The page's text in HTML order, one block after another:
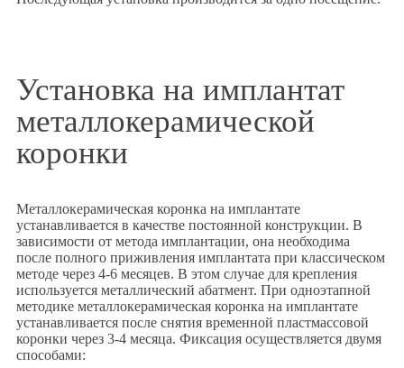
Установка на имплантат
металлокерамической
коронки
Металлокерамическая коронка на имплантате
устанавливается в качестве постоянной конструкции. В
зависимости от метода имплантации, она необходима
после полного приживления имплантата при классическом
методе через 4-6 месяцев. В этом случае для крепления
используется металлический абатмент. При одноэтапной
методике металлокерамическая коронка на имплантате
устанавливается после снятия временной пластмассовой
коронки через 3-4 месяца. Фиксация осуществляется двумя
способами: